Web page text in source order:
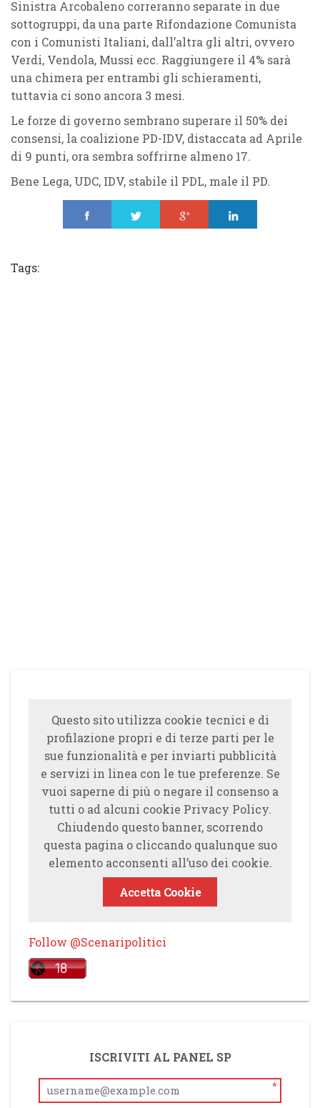
Sinistra Arcobaleno correranno separate in due
sottogruppi, da una parte Rifondazione Comunista
con i Comunisti Italiani, dall’altra gli altri, ovvero
Verdi, Vendola, Mussi ecc. Raggiungere il 4% sarà
una chimera per entrambi gli schieramenti,
tuttavia ci sono ancora 3 mesi.
Le forze di governo sembrano superare il 50% dei
consensi, la coalizione PD-IDV, distaccata ad Aprile
di 9 punti, ora sembra soffrirne almeno 17.
Bene Lega, UDC, IDV, stabile il PDL, male il PD.
Tags:
Questo sito utilizza cookie tecnici e di
profilazione propri e di terze parti per le
sue funzionalità e per inviarti pubblicità
e servizi in linea con le tue preferenze. Se
vuoi saperne di più o negare il consenso a
tutti o ad alcuni cookie Privacy Policy.
Chiudendo questo banner, scorrendo
questa pagina o cliccando qualunque suo
elemento acconsenti all’uso dei cookie.
Accetta Cookie
Follow @Scenaripolitici
ISCRIVITI AL PANEL SP
*